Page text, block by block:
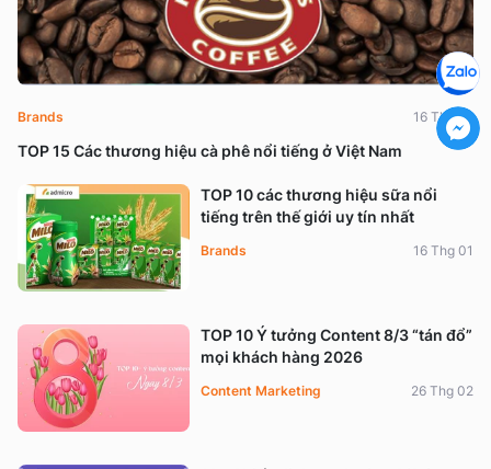
TOP 15 Các thương hiệu cà phê nổi tiếng ở Việt Nam
Brands 16 Thg 01
TOP 10 các thương hiệu sữa nổi
tiếng trên thế giới uy tín nhất
Brands 16 Thg 01
TOP 10 Ý tưởng Content 8/3 “tán đổ”
mọi khách hàng 2026
Content Marketing 26 Thg 02